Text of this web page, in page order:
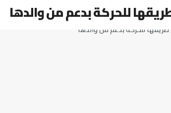
للحركة بدعم من والدها